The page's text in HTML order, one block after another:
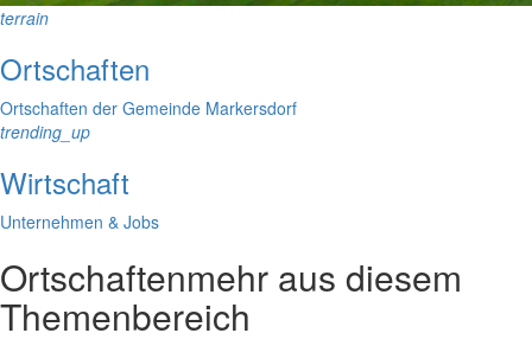
terrain
Ortschaften
Ortschaften der Gemeinde Markersdorf
trending_up
Wirtschaft
Unternehmen & Jobs
Ortschaftenmehr aus diesem
Themenbereich